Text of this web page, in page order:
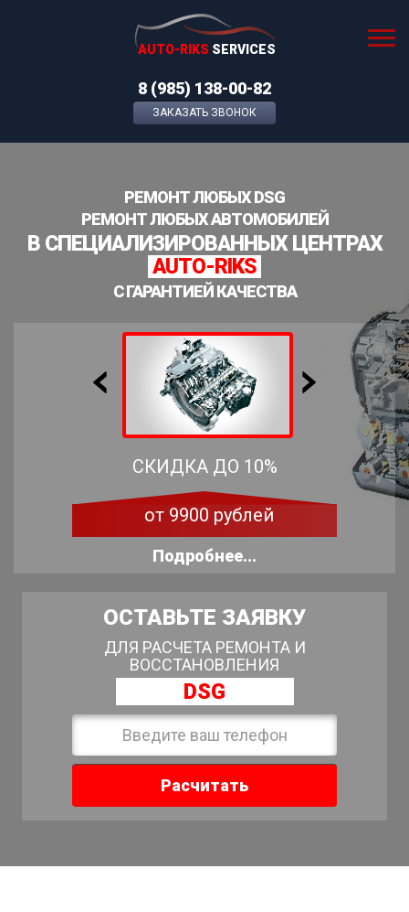
AUTO-RIKS SERVICES
8 (985) 138-00-82
ЗАКАЗАТЬ ЗВОНОК
РЕМОНТ ЛЮБЫХ DSG
РЕМОНТ ЛЮБЫХ АВТОМОБИЛЕЙ
В СПЕЦИАЛИЗИРОВАННЫХ ЦЕНТРАХ
AUTO-RIKS
С ГАРАНТИЕЙ КАЧЕСТВА
СКИДКА ДО 10%
от 9900 рублей
Подробнее...
ОСТАВЬТЕ ЗАЯВКУ
ДЛЯ РАСЧЕТА РЕМОНТА И
ВОССТАНОВЛЕНИЯ
DSG
Расчитать